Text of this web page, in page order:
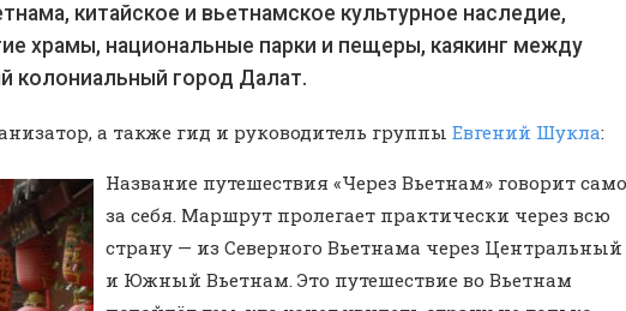
китайское и вьетнамское культурное наследие,
храмы, национальные парки и пещеры, каякинг между
колониальный город Далат.
а также гид и руководитель группы Евгений Шукла:
Название путешествия «Через Вьетнам» говорит само
за себя. Маршрут пролегает практически через всю
страну — из Северного Вьетнама через Центральный
и Южный Вьетнам. Это путешествие во Вьетнам